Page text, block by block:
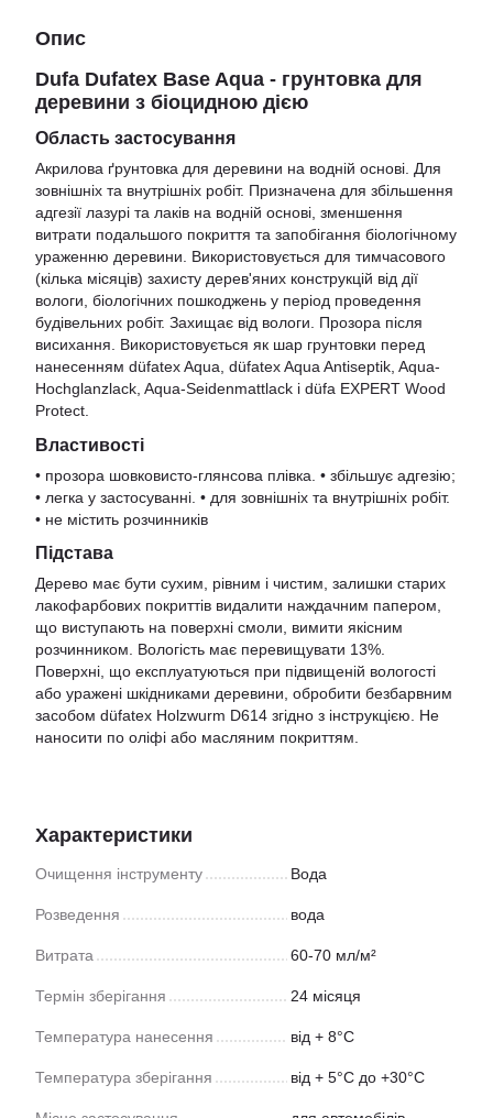
Опис
Dufa Dufatex Base Aqua - грунтовка для
деревини з біоцидною дією
Область застосування
Акрилова ґрунтовка для деревини на водній основі. Для
зовнішніх та внутрішніх робіт. Призначена для збільшення
адгезії лазурі та лаків на водній основі, зменшення
витрати подальшого покриття та запобігання біологічному
ураженню деревини. Використовується для тимчасового
(кілька місяців) захисту дерев'яних конструкцій від дії
вологи, біологічних пошкоджень у період проведення
будівельних робіт. Захищає від вологи. Прозора після
висихання. Використовується як шар грунтовки перед
нанесенням düfatex Aqua, düfatex Aqua Antiseptik, Aqua-
Hochglanzlack, Aqua-Seidenmattlack і düfa EXPERT Wood
Protect.
Властивості
• прозора шовковисто-глянсова плівка. • збільшує адгезію;
• легка у застосуванні. • для зовнішніх та внутрішніх робіт.
• не містить розчинників
Підстава
Дерево має бути сухим, рівним і чистим, залишки старих
лакофарбових покриттів видалити наждачним папером,
що виступають на поверхні смоли, вимити якісним
розчинником. Вологість має перевищувати 13%.
Поверхні, що експлуатуються при підвищеній вологості
або уражені шкідниками деревини, обробити безбарвним
засобом düfatex Holzwurm D614 згідно з інструкцією. Не
наносити по оліфі або масляним покриттям.
Характеристики
Очищення інструменту Вода
Розведення вода
Витрата 60-70 мл/м²
Термін зберігання 24 місяця
Температура нанесення від + 8°С
Температура зберігання від + 5°С до +30°С